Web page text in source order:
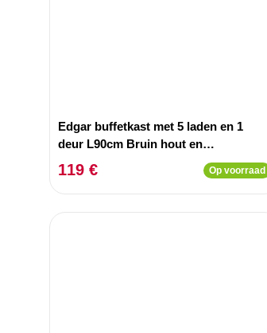
Edgar buffetkast met 5 laden en 1
deur L90cm Bruin hout en
goudkleurig metaal
119 € Op voorraad